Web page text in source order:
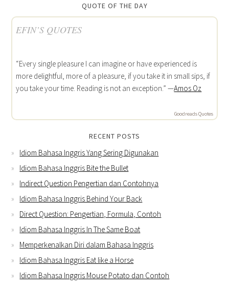
QUOTE OF THE DAY
EFIN’S QUOTES
“Every single pleasure I can imagine or have experienced is
more delightful, more of a pleasure, if you take it in small sips, if
you take your time. Reading is not an exception.” —Amos Oz
Goodreads Quotes
RECENT POSTS
Idiom Bahasa Inggris Yang Sering Digunakan
Idiom Bahasa Inggris Bite the Bullet
Indirect Question Pengertian dan Contohnya
Idiom Bahasa Inggris Behind Your Back
Direct Question: Pengertian, Formula, Contoh
Idiom Bahasa Inggris In The Same Boat
Memperkenalkan Diri dalam Bahasa Inggris
Idiom Bahasa Inggris Eat like a Horse
Idiom Bahasa Inggris Mouse Potato dan Contoh